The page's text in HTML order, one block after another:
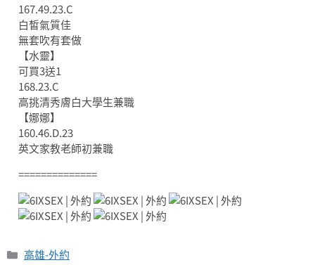
167.49.23.C
白皙氣質佳
無套吹有套做
【水靈】
可買3送1
168.23.C
高挑清秀膚白大學生兼職
【娜娜】
160.46.D.23
英文家教老師初兼職
==============
分
高雄-外約